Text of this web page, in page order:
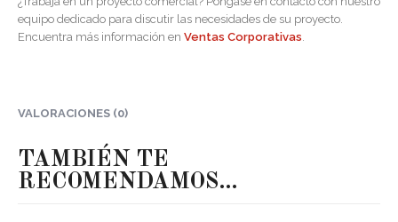
equipo dedicado para discutir las necesidades de su proyecto.
Encuentra más información en Ventas Corporativas.
VALORACIONES (0)
TAMBIÉN TE
RECOMENDAMOS…